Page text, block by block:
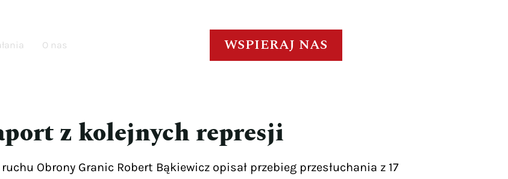
O nas WSPIERAJ NAS
z kolejnych represji
Obrony Granic Robert Bąkiewicz opisał przebieg przesłuchania z 17